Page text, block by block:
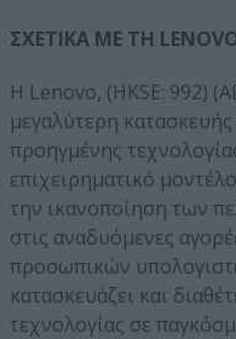
ΣΧΕΤΙΚΑ ΜΕ ΤΗ
Η Lenovo, (HKSE: 992)
μεγαλύτερη
προηγμένης
επιχειρηματικό
την ικανοποίηση των
στις αναδυόμενες
προσωπικών
κατασκευάζει και
τεχνολογίας σε